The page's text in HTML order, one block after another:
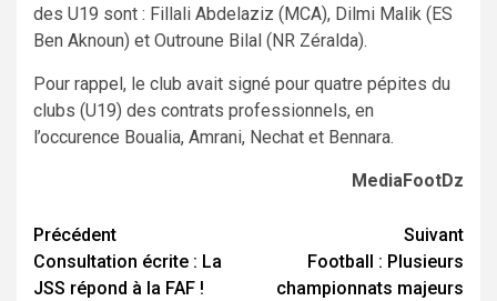
des U19 sont : Fillali Abdelaziz (MCA), Dilmi Malik (ES
Ben Aknoun) et Outroune Bilal (NR Zéralda).
Pour rappel, le club avait signé pour quatre pépites du
clubs (U19) des contrats professionnels, en
l’occurence Boualia, Amrani, Nechat et Bennara.
MediaFootDz
Navigation
d’article
Précédent
Consultation écrite : La
JSS répond à la FAF !
Suivant
Football : Plusieurs
championnats majeurs